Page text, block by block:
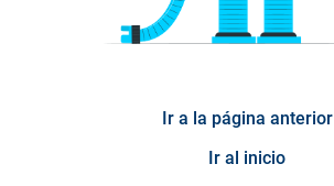
Ir a la página anterior
Ir al inicio